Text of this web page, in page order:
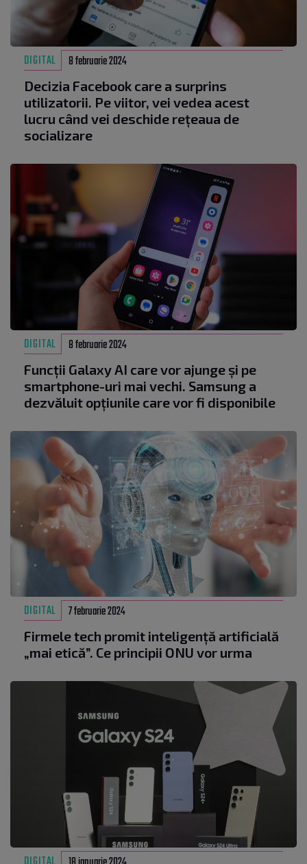
DIGITAL 8 februarie 2024
Decizia Facebook care a surprins
utilizatorii. Pe viitor, vei vedea acest
lucru când vei deschide rețeaua de
socializare
DIGITAL 8 februarie 2024
Funcții Galaxy AI care vor ajunge și pe
smartphone-uri mai vechi. Samsung a
dezvăluit opțiunile care vor fi disponibile
DIGITAL 7 februarie 2024
Firmele tech promit inteligență artificială
„mai etică”. Ce principii ONU vor urma